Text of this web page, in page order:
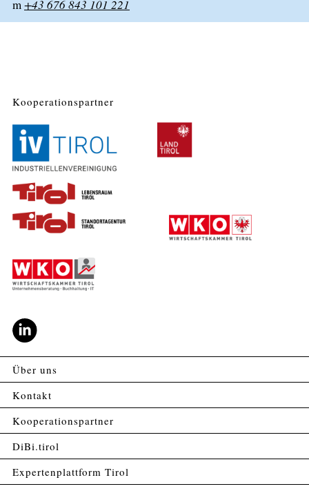
m +43 676 843 101 221
Kooperationspartner
Über uns
Kontakt
Kooperationspartner
DiBi.tirol
Expertenplattform Tirol